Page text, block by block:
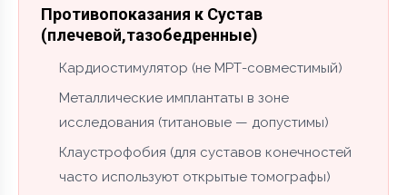
Противопоказания к Сустав
(плечевой,тазобедренные)
Кардиостимулятор (не МРТ-совместимый)
Металлические имплантаты в зоне
исследования (титановые — допустимы)
Клаустрофобия (для суставов конечностей
часто используют открытые томографы)